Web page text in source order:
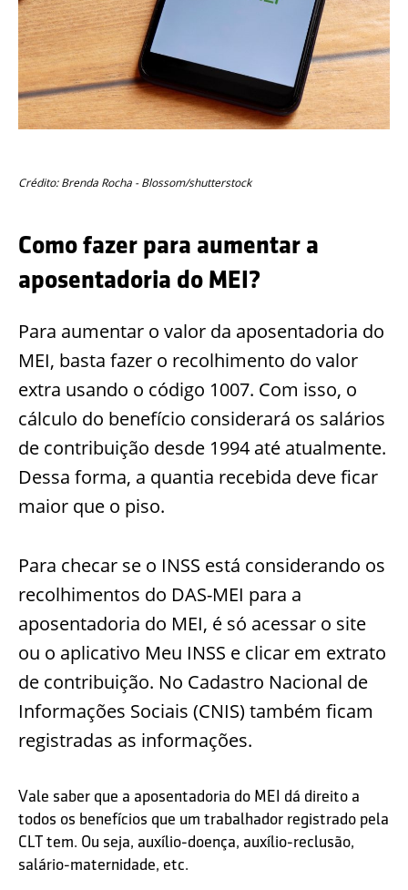
Crédito: Brenda Rocha - Blossom/shutterstock
Como fazer para aumentar a
aposentadoria do MEI?
Para aumentar o valor da aposentadoria do
MEI, basta fazer o recolhimento do valor
extra usando o código 1007. Com isso, o
cálculo do benefício considerará os salários
de contribuição desde 1994 até atualmente.
Dessa forma, a quantia recebida deve ficar
maior que o piso.
Para checar se o INSS está considerando os
recolhimentos do DAS-MEI para a
aposentadoria do MEI, é só acessar o site
ou o aplicativo Meu INSS e clicar em extrato
de contribuição. No Cadastro Nacional de
Informações Sociais (CNIS) também ficam
registradas as informações.
Vale saber que a aposentadoria do MEI dá direito a
todos os benefícios que um trabalhador registrado pela
CLT tem. Ou seja, auxílio-doença, auxílio-reclusão,
salário-maternidade, etc.